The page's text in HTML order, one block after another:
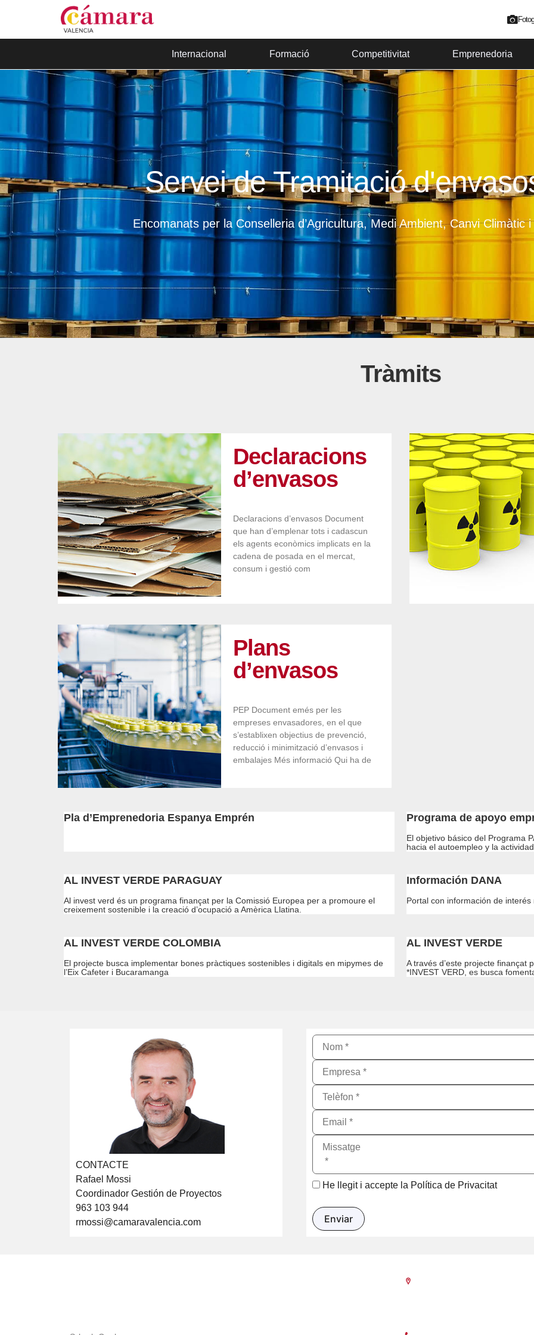
Internacional Formació Competitivitat Emprenedoria
Servei de Tramitació
Encomanats per la Conselleria d’Agricultura, Medi Ambient, Canvi Climàtic
Tràmits
Declaracions
d’envasos
Declaracions d’envasos Document
que han d’emplenar tots i cadascun
els agents econòmics implicats en la
cadena de posada en el mercat,
consum i gestió com
Plans
d’envasos
PEP Document emés per les
empreses envasadores, en el que
s’establixen objectius de prevenció,
reducció i minimització d’envasos i
embalajes Més informació Qui ha de
Pla d’Emprenedoria Espanya Emprén Programa de apoyo
El objetivo básico del Programa
hacia el autoempleo y la
AL INVEST VERDE PARAGUAY
Al invest verd és un programa finançat per la Comissió Europea per a promoure el
creixement sostenible i la creació d’ocupació a Amèrica Llatina.
Información DANA
Portal con información de interés
AL INVEST VERDE COLOMBIA
El projecte busca implementar bones pràctiques sostenibles i digitals en mipymes de
l’Eix Cafeter i Bucaramanga
AL INVEST VERDE
A través d’este projecte finançat
*INVEST VERD, es busca
CONTACTE
Rafael Mossi
Coordinador Gestión de Proyectos
963 103 944
rmossi@camaravalencia.com
He llegit i accepte la Política de Privacitat